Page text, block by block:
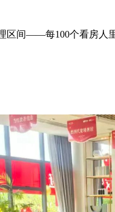
区间——每100个看房人